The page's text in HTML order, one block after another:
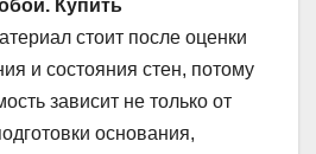
Купить
стоит после оценки
и состояния стен, потому
зависит не только от
основания,